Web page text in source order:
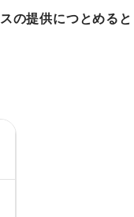
の提供につとめる